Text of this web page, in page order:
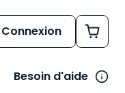
Connexion
Besoin d'aide